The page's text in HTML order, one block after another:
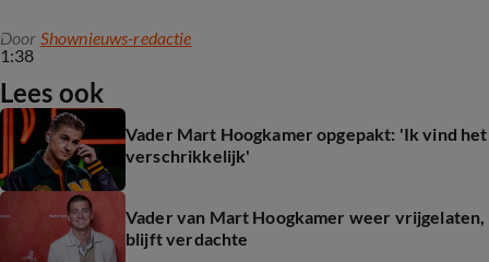
1:38
Door Shownieuws-redactie
Lees ook
Vader Mart Hoogkamer opgepakt: 'Ik vind het
verschrikkelijk'
Vader van Mart Hoogkamer weer vrijgelaten,
blijft verdachte